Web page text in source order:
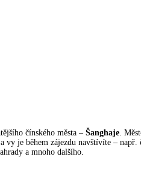
čínského města – Šanghaje.
vy je během zájezdu navštívíte – např.
a mnoho dalšího.